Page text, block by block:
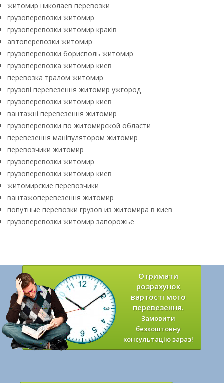
житомир николаев перевозки
грузоперевозки житомир
грузоперевозки житомир краків
автоперевозки житомир
грузоперевозки борисполь житомир
грузоперевозка житомир киев
перевозка тралом житомир
грузові перевезення житомир ужгород
грузоперевозки житомир киев
вантажні перевезення житомир
грузоперевозки по житомирской области
перевезення маніпулятором житомир
перевозчики житомир
грузоперевозки житомир
грузоперевозки житомир киев
житомирские перевозчики
вантажоперевезення житомир
попутные перевозки грузов из житомира в киев
грузоперевозки житомир запорожье
Отримати
розрахунок
вартості мого
перевезення.
Замовити
безкоштовну
консультацію зараз!